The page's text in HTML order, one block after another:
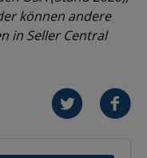
können andere
in Seller Central